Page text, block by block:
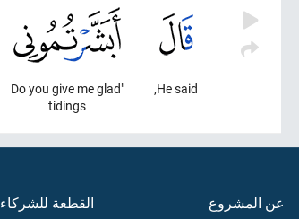
He said,
"Do you give me glad
tidings
عن المشروع
القطعة للشركاء